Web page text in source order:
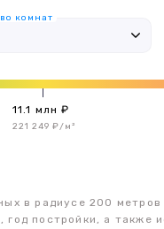
комнат
11.1 млн ₽
221 249 ₽/м²
в радиусе 200
постройки, а